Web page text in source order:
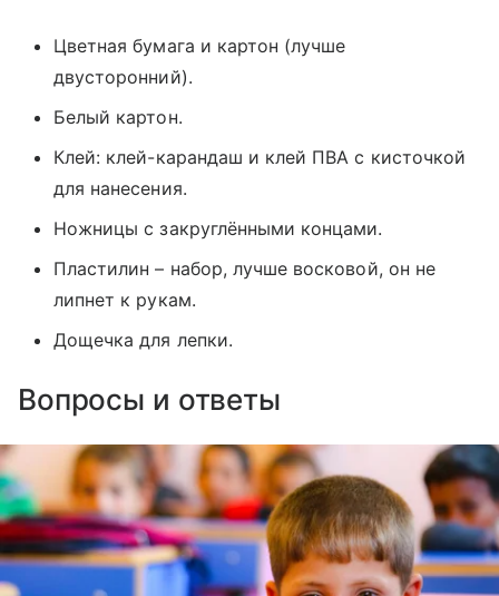
Цветная бумага и картон (лучше
двусторонний).
Белый картон.
Клей: клей-карандаш и клей ПВА с кисточкой
для нанесения.
Ножницы с закруглёнными концами.
Пластилин – набор, лучше восковой, он не
липнет к рукам.
Дощечка для лепки.
Вопросы и ответы